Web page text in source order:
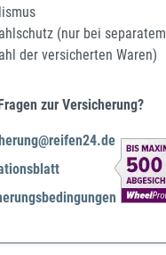
(nur bei separatem
der versicherten Waren)
zur Versicherung?